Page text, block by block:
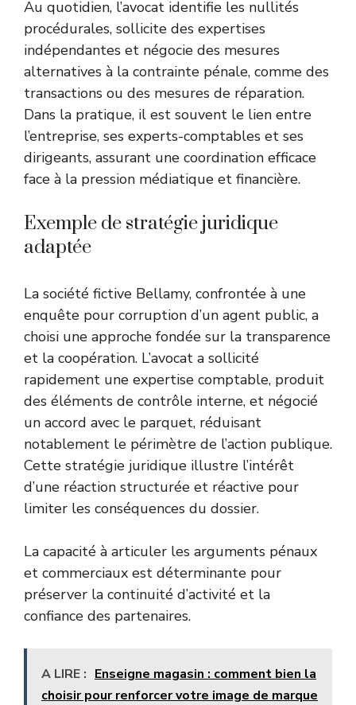
Au quotidien, l’avocat identifie les nullités
procédurales, sollicite des expertises
indépendantes et négocie des mesures
alternatives à la contrainte pénale, comme des
transactions ou des mesures de réparation.
Dans la pratique, il est souvent le lien entre
l’entreprise, ses experts-comptables et ses
dirigeants, assurant une coordination efficace
face à la pression médiatique et financière.
Exemple de stratégie juridique
adaptée
La société fictive Bellamy, confrontée à une
enquête pour corruption d’un agent public, a
choisi une approche fondée sur la transparence
et la coopération. L’avocat a sollicité
rapidement une expertise comptable, produit
des éléments de contrôle interne, et négocié
un accord avec le parquet, réduisant
notablement le périmètre de l’action publique.
Cette stratégie juridique illustre l’intérêt
d’une réaction structurée et réactive pour
limiter les conséquences du dossier.
La capacité à articuler les arguments pénaux
et commerciaux est déterminante pour
préserver la continuité d’activité et la
confiance des partenaires.
A LIRE : Enseigne magasin : comment bien la
choisir pour renforcer votre image de marque